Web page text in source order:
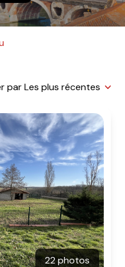
par Les plus récentes
22 photos